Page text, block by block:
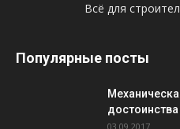
Всё для
Популярные посты
достоинства
03.09.2017